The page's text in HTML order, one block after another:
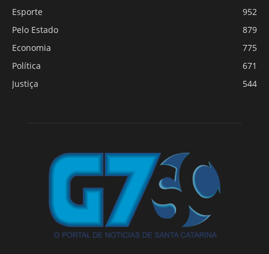
Esporte
952
Pelo Estado
879
Economia
775
Política
671
Justiça
544